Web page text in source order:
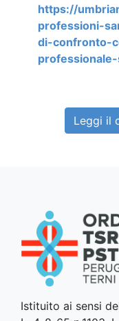
https://
professioni-
di-confronto-
Leggi il
Istituito ai sensi